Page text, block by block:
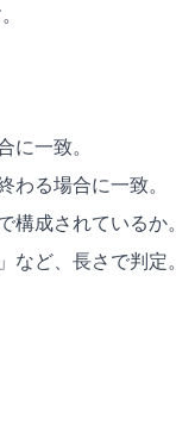
一致。
る場合に一致。
成されているか。
など、長さで判定。